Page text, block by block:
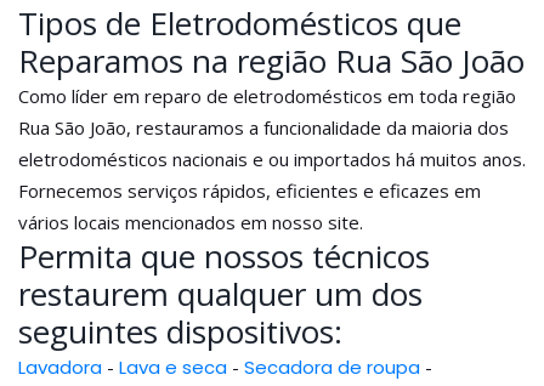
Tipos de Eletrodomésticos que
Reparamos na região Rua São João
Como líder em reparo de eletrodomésticos em toda região
Rua São João, restauramos a funcionalidade da maioria dos
eletrodomésticos nacionais e ou importados há muitos anos.
Fornecemos serviços rápidos, eficientes e eficazes em
vários locais mencionados em nosso site.
Permita que nossos técnicos
restaurem qualquer um dos
seguintes dispositivos:
Lavadora - Lava e seca - Secadora de roupa -